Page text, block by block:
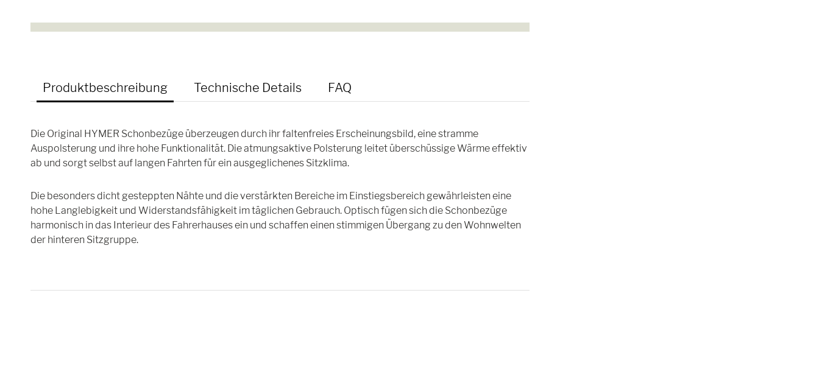
Produktbeschreibung Technische Details FAQ
Die Original HYMER Schonbezüge überzeugen durch ihr faltenfreies Erscheinungsbild, eine stramme
Auspolsterung und ihre hohe Funktionalität. Die atmungsaktive Polsterung leitet überschüssige Wärme effektiv
ab und sorgt selbst auf langen Fahrten für ein ausgeglichenes Sitzklima.
Die besonders dicht gesteppten Nähte und die verstärkten Bereiche im Einstiegsbereich gewährleisten eine
hohe Langlebigkeit und Widerstandsfähigkeit im täglichen Gebrauch. Optisch fügen sich die Schonbezüge
harmonisch in das Interieur des Fahrerhauses ein und schaffen einen stimmigen Übergang zu den Wohnwelten
der hinteren Sitzgruppe.